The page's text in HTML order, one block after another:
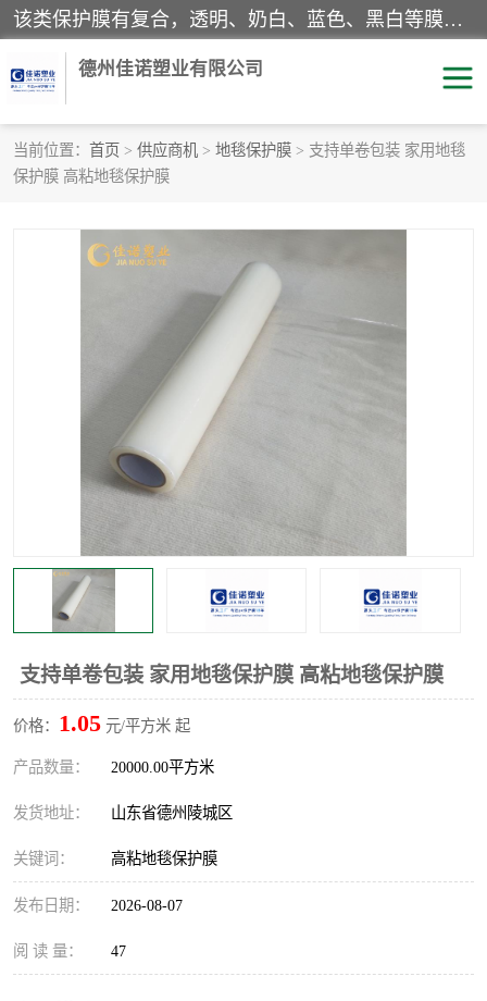
该类保护膜有复合，透明、奶白、蓝色、黑白等膜型。特高粘，高粘，中高粘，中粘，中低粘，低粘等。对于不同的粘力要求有相应的产品相适配。无胶渍残留污染。在较宽的收卷幅度下平整无皱纹，收卷长度大，利于机械化及自动化施工粘贴。为您的产品提供的表面保护解决方案。 产品广泛适用于：铝材、不锈钢、金属、塑料、电子、家电、家具、玻璃、化工材料、装饰材料等。
德州佳诺塑业有限公司
当前位置： 首页 > 供应商机 > 地毯保护膜 > 支持单卷包装 家用地毯
保护膜 高粘地毯保护膜
支持单卷包装 家用地毯保护膜 高粘地毯保护膜
价格： 1.05 元/平方米 起
产品数量： 20000.00平方米
发货地址： 山东省德州陵城区
关键词： 高粘地毯保护膜
发布日期： 2026-08-07
阅 读 量： 47
pe保护膜
地毯保护膜
透明保护膜
印字保护膜
窗缝阻风胶带 铝板保护膜
不锈钢板保护膜 一次性隔离膜